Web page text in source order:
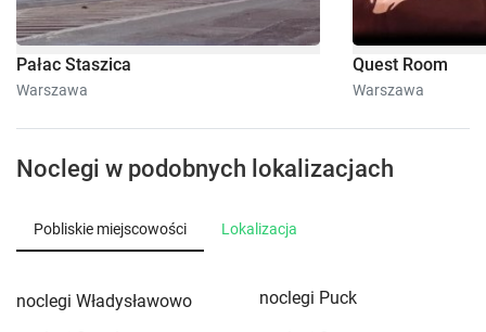
Pałac Staszica
Warszawa
Quest Room
Warszawa
Noclegi w podobnych lokalizacjach
Pobliskie miejscowości Lokalizacja
noclegi Władysławowo
noclegi Puck